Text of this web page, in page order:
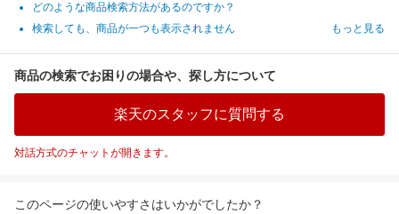
どのような商品検索方法があるのですか？
検索しても、商品が一つも表示されません
もっと見る
商品の検索でお困りの場合や、探し方について
楽天のスタッフに質問する
対話方式のチャットが開きます。
このページの使いやすさはいかがでしたか？